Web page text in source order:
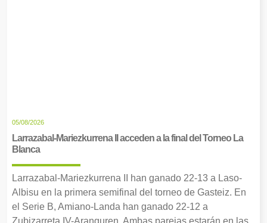
05/08/2026
Larrazabal-Mariezkurrena II acceden a la final del Torneo La
Blanca
Larrazabal-Mariezkurrena II han ganado 22-13 a Laso-
Albisu en la primera semifinal del torneo de Gasteiz. En
el Serie B, Amiano-Landa han ganado 22-12 a